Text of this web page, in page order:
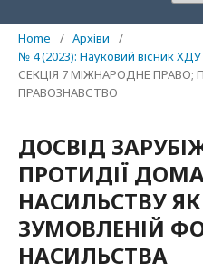
Home / Архіви
/
№ 4 (2023): Науковий вісник
СЕКЦІЯ 7 МІЖНАРОДНЕ ПРАВО;
ПРАВОЗНАВСТВО
ДОСВІД
ПРОТИДІЇ
НАСИЛЬСТВУ
ЗУМОВЛЕНІЙ
НАСИЛЬСТВА